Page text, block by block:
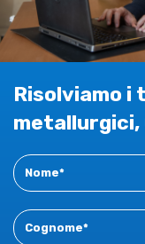
Risolviamo i
metallurgici,
Contact
New